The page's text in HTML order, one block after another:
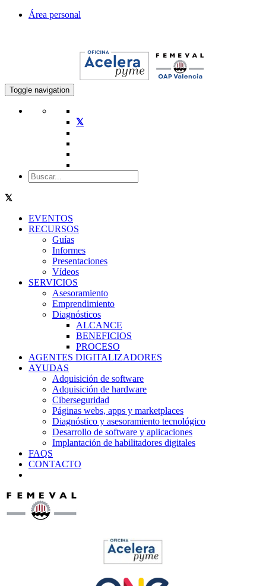
Área personal
Toggle navigation
EVENTOS
RECURSOS
Guías
Informes
Presentaciones
Vídeos
SERVICIOS
Asesoramiento
Emprendimiento
Diagnósticos
ALCANCE
BENEFICIOS
PROCESO
AGENTES DIGITALIZADORES
AYUDAS
Adquisición de software
Adquisición de hardware
Ciberseguridad
Páginas webs, apps y marketplaces
Diagnóstico y asesoramiento tecnológico
Desarrollo de software y aplicaciones
Implantación de habilitadores digitales
FAQS
CONTACTO